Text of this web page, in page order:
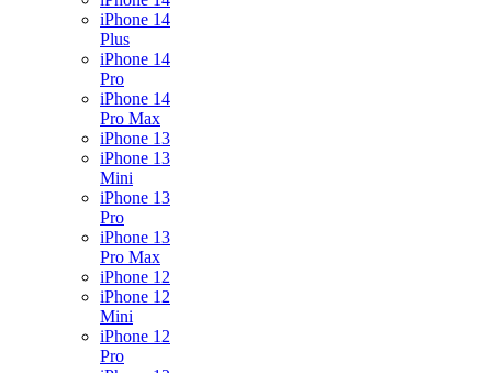
iPhone 14
Plus
iPhone 14
Pro
iPhone 14
Pro Max
iPhone 13
iPhone 13
Mini
iPhone 13
Pro
iPhone 13
Pro Max
iPhone 12
iPhone 12
Mini
iPhone 12
Pro